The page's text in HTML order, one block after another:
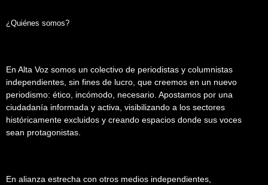
¿Quiénes somos?
En Alta Voz somos un colectivo de periodistas y columnistas
independientes, sin fines de lucro, que creemos en un nuevo
periodismo: ético, incómodo, necesario. Apostamos por una
ciudadanía informada y activa, visibilizando a los sectores
históricamente excluidos y creando espacios donde sus voces
sean protagonistas.
En alianza estrecha con otros medios independientes,